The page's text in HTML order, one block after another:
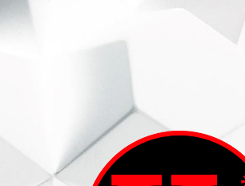
ВИННЫЙ СКЛАД